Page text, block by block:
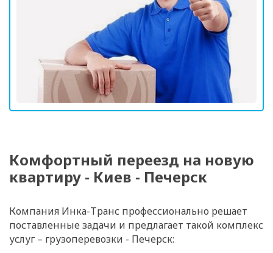
Комфортный переезд на новую
квартиру - Киев - Печерск
Компания Инка-Транс профессионально решает
поставленные задачи и предлагает такой комплекс
услуг – грузоперевозки - Печерск: